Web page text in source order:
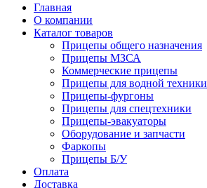
Главная
О компании
Каталог товаров
Прицепы общего назначения
Прицепы МЗСА
Коммерческие прицепы
Прицепы для водной техники
Прицепы-фургоны
Прицепы для спецтехники
Прицепы-эвакуаторы
Оборудование и запчасти
Фаркопы
Прицепы Б/У
Оплата
Доставка